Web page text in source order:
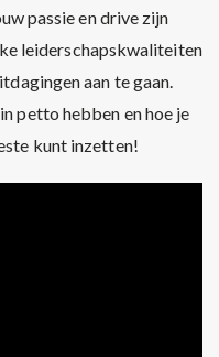
passie en drive zijn
leiderschapskwaliteiten
aan te gaan.
petto hebben en hoe je
kunt inzetten!